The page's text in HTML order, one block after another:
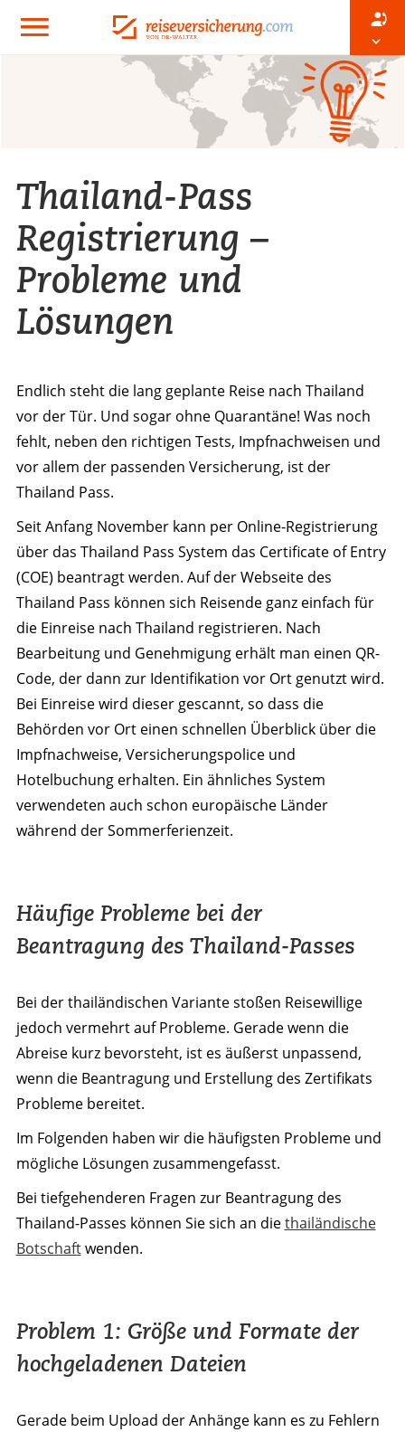
Thailand-Pass
Registrierung –
Probleme und
Lösungen
Endlich steht die lang geplante Reise nach Thailand
vor der Tür. Und sogar ohne Quarantäne! Was noch
fehlt, neben den richtigen Tests, Impfnachweisen und
vor allem der passenden Versicherung, ist der
Thailand Pass.
Seit Anfang November kann per Online-Registrierung
über das Thailand Pass System das Certificate of Entry
(COE) beantragt werden. Auf der Webseite des
Thailand Pass können sich Reisende ganz einfach für
die Einreise nach Thailand registrieren. Nach
Bearbeitung und Genehmigung erhält man einen QR-
Code, der dann zur Identifikation vor Ort genutzt wird.
Bei Einreise wird dieser gescannt, so dass die
Behörden vor Ort einen schnellen Überblick über die
Impfnachweise, Versicherungspolice und
Hotelbuchung erhalten. Ein ähnliches System
verwendeten auch schon europäische Länder
während der Sommerferienzeit.
Häufige Probleme bei der
Beantragung des Thailand-Passes
Bei der thailändischen Variante stoßen Reisewillige
jedoch vermehrt auf Probleme. Gerade wenn die
Abreise kurz bevorsteht, ist es äußerst unpassend,
wenn die Beantragung und Erstellung des Zertifikats
Probleme bereitet.
Im Folgenden haben wir die häufigsten Probleme und
mögliche Lösungen zusammengefasst.
Bei tiefgehenderen Fragen zur Beantragung des
Thailand-Passes können Sie sich an diethailändische
Botschaftwenden.
Problem 1: Größe und Formate der
hochgeladenen Dateien
Gerade beim Upload der Anhänge kann es zu Fehlern